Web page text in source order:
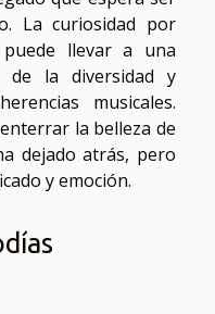
La curiosidad por
llevar a una
de la diversidad y
musicales.
la belleza de
dejado atrás, pero
y emoción.